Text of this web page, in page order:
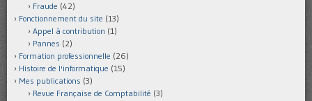
Fraude (42)
Fonctionnement du site (13)
Appel à contribution (1)
Pannes (2)
Formation professionnelle (26)
Histoire de l'informatique (15)
Mes publications (3)
Revue Française de Comptabilité (3)